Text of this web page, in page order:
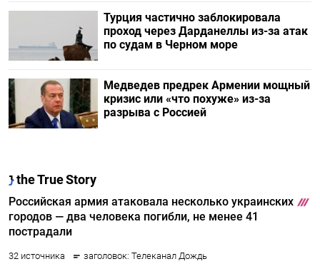
Турция частично заблокировала
проход через Дарданеллы из-за атак
по судам в Черном море
Медведев предрек Армении мощный
кризис или «что похуже» из-за
разрыва с Россией